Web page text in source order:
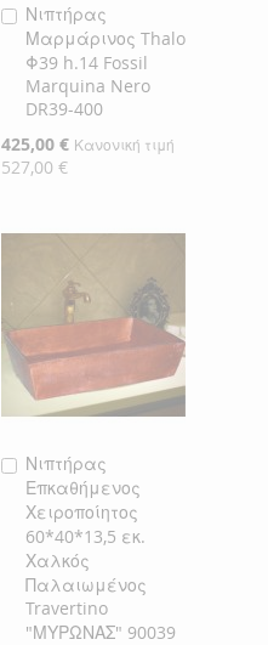
Νιπτήρας
Μαρμάρινος Thalo
Φ39 h.14 Fossil
Marquina Nero
DR39-400
Ειδική
Τιμή
425,00 € Κανονική τιμή
527,00 €
Προσθήκη
στο
Καλάθι
Νιπτήρας
Επκαθήμενος
Χειροποίητος
60*40*13,5 εκ.
Χαλκός
Παλαιωμένος
Travertino
"ΜΥΡΩΝΑΣ" 90039
Προσθήκη
στο
Καλάθι